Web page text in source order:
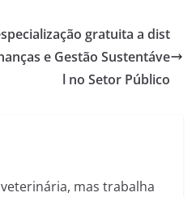
gratuita a dist
e Gestão Sustentáve
l no Setor Público
mas trabalha